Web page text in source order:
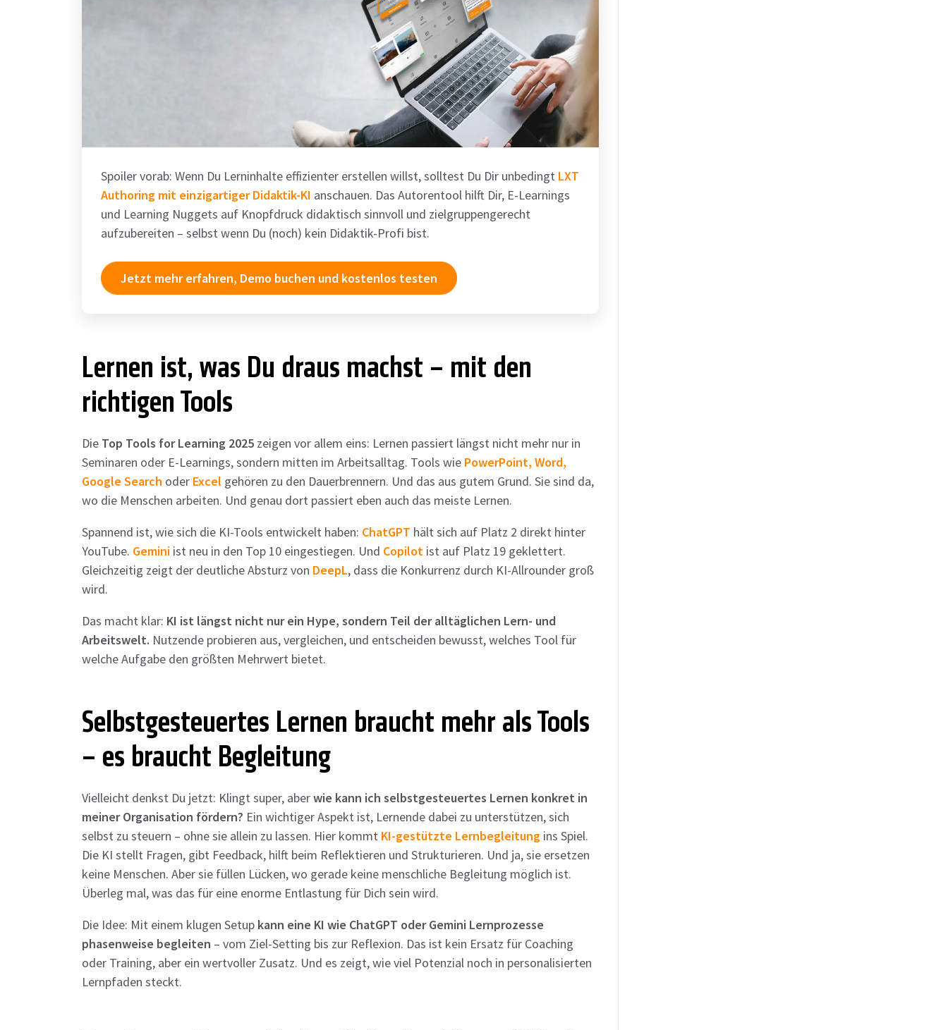
Spoiler vorab: Wenn Du Lerninhalte effizienter erstellen willst, solltest Du Dir unbedingt LXT
Authoring mit einzigartiger Didaktik-KI anschauen. Das Autorentool hilft Dir, E-Learnings
und Learning Nuggets auf Knopfdruck didaktisch sinnvoll und zielgruppengerecht
aufzubereiten – selbst wenn Du (noch) kein Didaktik-Profi bist.
Jetzt mehr erfahren, Demo buchen und kostenlos testen
Lernen ist, was Du draus machst – mit den
richtigen Tools
Die Top Tools for Learning 2025zeigen vor allem eins: Lernen passiert längst nicht mehr nur in
Seminaren oder E-Learnings, sondern mitten im Arbeitsalltag. Tools wie PowerPoint, Word,
Google Search oder Excel gehören zu den Dauerbrennern. Und das aus gutem Grund. Sie sind da,
wo die Menschen arbeiten. Und genau dort passiert eben auch das meiste Lernen.
Spannend ist, wie sich die KI-Tools entwickelt haben: ChatGPT hält sich auf Platz 2 direkt hinter
YouTube. Geminiist neu in den Top 10 eingestiegen. Und Copilotist auf Platz 19 geklettert.
Gleichzeitig zeigt der deutliche Absturz von DeepL, dass die Konkurrenz durch KI-Allrounder groß
wird.
Das macht klar: KI ist längst nicht nur ein Hype, sondern Teil der alltäglichen Lern- und
Arbeitswelt. Nutzende probieren aus, vergleichen, und entscheiden bewusst, welches Tool für
welche Aufgabe den größten Mehrwert bietet.
Selbstgesteuertes Lernen braucht mehr als Tools
– es braucht Begleitung
Vielleicht denkst Du jetzt: Klingt super, aberwie kann ich selbstgesteuertes Lernen konkret in
meiner Organisation fördern? Ein wichtiger Aspekt ist, Lernende dabei zu unterstützen, sich
selbst zu steuern – ohne sie allein zu lassen. Hier kommt KI-gestützte Lernbegleitungins Spiel.
Die KI stellt Fragen, gibt Feedback, hilft beim Reflektieren und Strukturieren. Und ja, sie ersetzen
keine Menschen. Aber sie füllen Lücken, wo gerade keine menschliche Begleitung möglich ist.
Überleg mal, was das für eine enorme Entlastung für Dich sein wird.
Die Idee: Mit einem klugen Setup kann eine KI wie ChatGPT oder Gemini Lernprozesse
phasenweise begleiten – vom Ziel-Setting bis zur Reflexion. Das ist kein Ersatz für Coaching
oder Training, aber ein wertvoller Zusatz. Und es zeigt, wie viel Potenzial noch in personalisierten
Lernpfaden steckt.